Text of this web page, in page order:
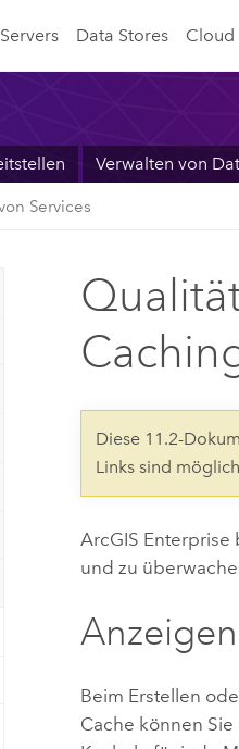
Servers Data Stores Cloud
Verwalten von
Services
Diese 11.2-
Links sind
ArcGIS Enterprise
und zu
Beim Erstellen
Cache können